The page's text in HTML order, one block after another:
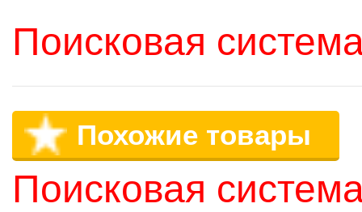
Поисковая
Похожие товары
Поисковая